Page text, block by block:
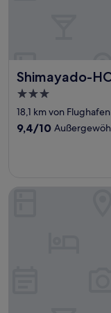
Shimayado-
Shimayado-HOPE
3.0-
Sterne-
Unterkunft
18,1 km von
9.4
Bewertungen)
9,4/10
Tanegashima